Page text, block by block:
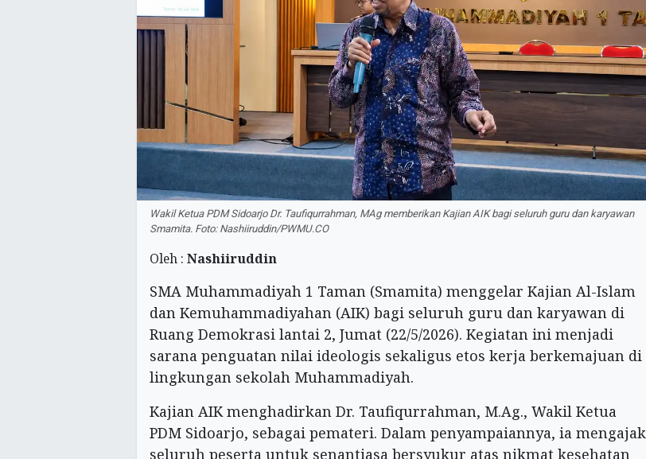
Wakil Ketua PDM Sidoarjo Dr. Taufiqurrahman, MAg memberikan Kajian AIK bagi seluruh guru dan karyawan
Smamita. Foto: Nashiiruddin/PWMU.CO
Oleh : Nashiiruddin
SMA Muhammadiyah 1 Taman (Smamita) menggelar Kajian Al-Islam
dan Kemuhammadiyahan (AIK) bagi seluruh guru dan karyawan di
Ruang Demokrasi lantai 2, Jumat (22/5/2026). Kegiatan ini menjadi
sarana penguatan nilai ideologis sekaligus etos kerja berkemajuan di
lingkungan sekolah Muhammadiyah.
Kajian AIK menghadirkan Dr. Taufiqurrahman, M.Ag., Wakil Ketua
PDM Sidoarjo, sebagai pemateri. Dalam penyampaiannya, ia mengajak
seluruh peserta untuk senantiasa bersyukur atas nikmat kesehatan